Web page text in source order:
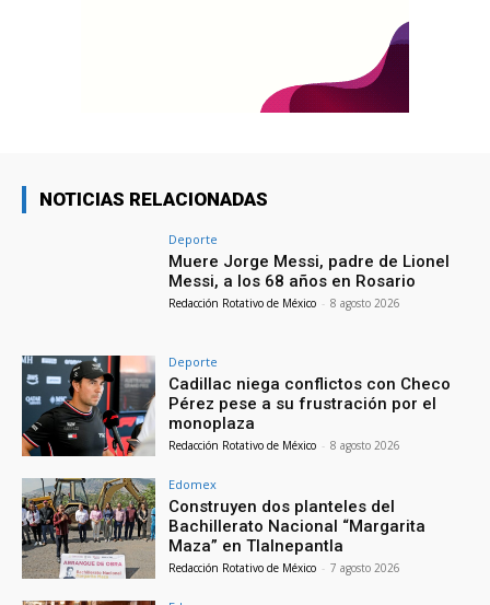
NOTICIAS RELACIONADAS
Deporte
Muere Jorge Messi, padre de Lionel
Messi, a los 68 años en Rosario
Redacción Rotativo de México - 8 agosto 2026
Deporte
Cadillac niega conflictos con Checo
Pérez pese a su frustración por el
monoplaza
Redacción Rotativo de México - 8 agosto 2026
Edomex
Construyen dos planteles del
Bachillerato Nacional “Margarita
Maza” en Tlalnepantla
Redacción Rotativo de México - 7 agosto 2026